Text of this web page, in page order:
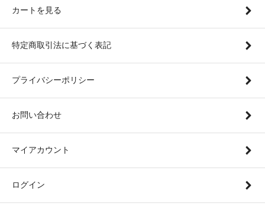
カートを見る
特定商取引法に基づく表記
プライバシーポリシー
お問い合わせ
マイアカウント
ログイン